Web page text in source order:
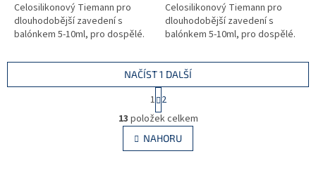
Celosilikonový Tiemann pro
dlouhodobější zavedení s
balónkem 5-10ml, pro dospělé.
Celosilikonový Tiemann pro
dlouhodobější zavedení s
balónkem 5-10ml, pro dospělé.
O
v
l
á
NAČÍST 1 DALŠÍ
t
r
á
n
k
1 2
13 položek celkem
NAHORU